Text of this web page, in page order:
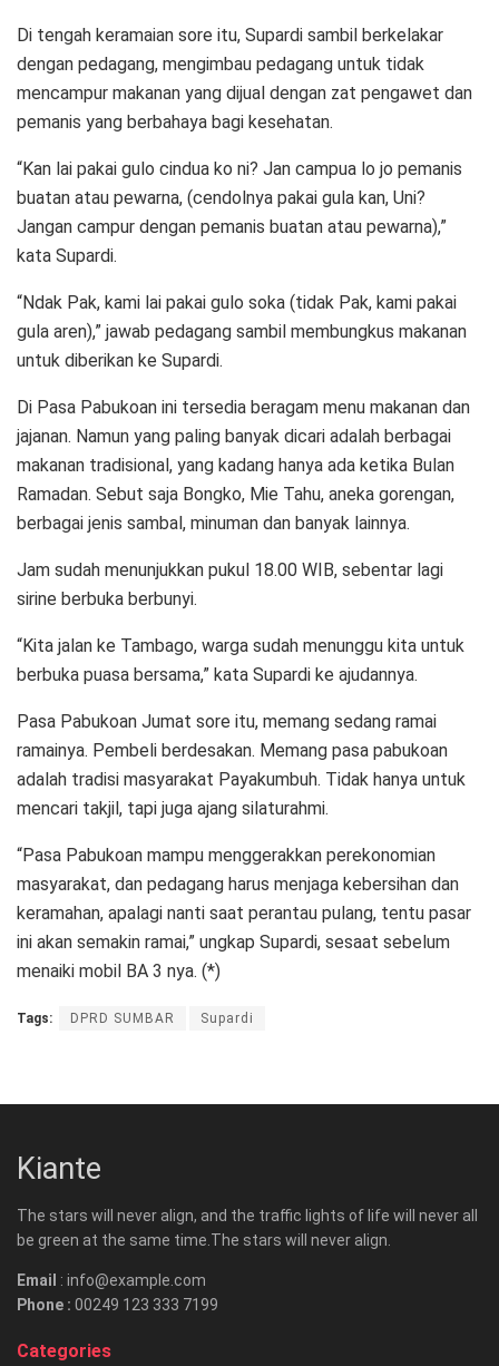
Di tengah keramaian sore itu, Supardi sambil berkelakar
dengan pedagang, mengimbau pedagang untuk tidak
mencampur makanan yang dijual dengan zat pengawet dan
pemanis yang berbahaya bagi kesehatan.
“Kan lai pakai gulo cindua ko ni? Jan campua lo jo pemanis
buatan atau pewarna, (cendolnya pakai gula kan, Uni?
Jangan campur dengan pemanis buatan atau pewarna),”
kata Supardi.
“Ndak Pak, kami lai pakai gulo soka (tidak Pak, kami pakai
gula aren),” jawab pedagang sambil membungkus makanan
untuk diberikan ke Supardi.
Di Pasa Pabukoan ini tersedia beragam menu makanan dan
jajanan. Namun yang paling banyak dicari adalah berbagai
makanan tradisional, yang kadang hanya ada ketika Bulan
Ramadan. Sebut saja Bongko, Mie Tahu, aneka gorengan,
berbagai jenis sambal, minuman dan banyak lainnya.
Jam sudah menunjukkan pukul 18.00 WIB, sebentar lagi
sirine berbuka berbunyi.
“Kita jalan ke Tambago, warga sudah menunggu kita untuk
berbuka puasa bersama,” kata Supardi ke ajudannya.
Pasa Pabukoan Jumat sore itu, memang sedang ramai
ramainya. Pembeli berdesakan. Memang pasa pabukoan
adalah tradisi masyarakat Payakumbuh. Tidak hanya untuk
mencari takjil, tapi juga ajang silaturahmi.
“Pasa Pabukoan mampu menggerakkan perekonomian
masyarakat, dan pedagang harus menjaga kebersihan dan
keramahan, apalagi nanti saat perantau pulang, tentu pasar
ini akan semakin ramai,” ungkap Supardi, sesaat sebelum
menaiki mobil BA 3 nya. (*)
Tags: DPRD SUMBAR Supardi
Kiante
The stars will never align, and the traffic lights of life will never all
be green at the same time.The stars will never align.
Email : info@example.com
Phone : 00249 123 333 7199
Categories